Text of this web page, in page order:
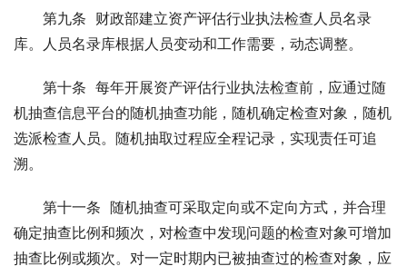
第九条  财政部建立资产评估行业执法检查人员名录
库。人员名录库根据人员变动和工作需要，动态调整。
第十条  每年开展资产评估行业执法检查前，应通过随
机抽查信息平台的随机抽查功能，随机确定检查对象，随机
选派检查人员。随机抽取过程应全程记录，实现责任可追
溯。
第十一条  随机抽查可采取定向或不定向方式，并合理
确定抽查比例和频次，对检查中发现问题的检查对象可增加
抽查比例或频次。对一定时期内已被抽查过的检查对象，应